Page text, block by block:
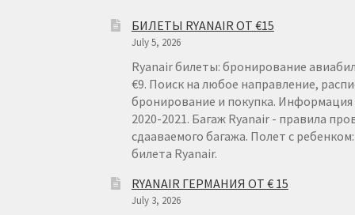
БИЛЕТЫ RYANAIR ОТ €15
July 5, 2026
Ryanair билеты: бронирование
€9. Поиск на любое направление,
бронирование и покупка. Информация
2020-2021. Багаж Ryanair - правила
сдааваемого багажа. Полет с
билета Ryanair.
RYANAIR ГЕРМАНИЯ ОТ € 15
July 3, 2026